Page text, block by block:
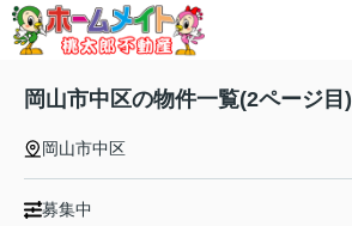
岡山市中区の物件一覧(2ページ目)
岡山市中区
募集中